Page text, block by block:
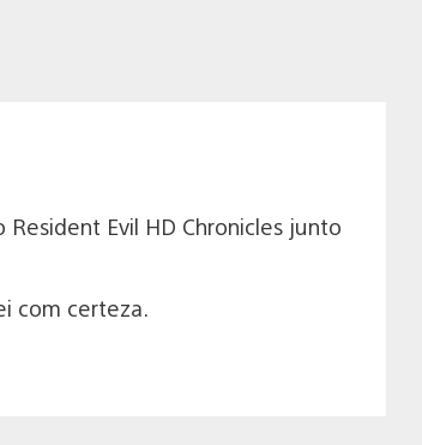
Evil HD Chronicles junto
com certeza.